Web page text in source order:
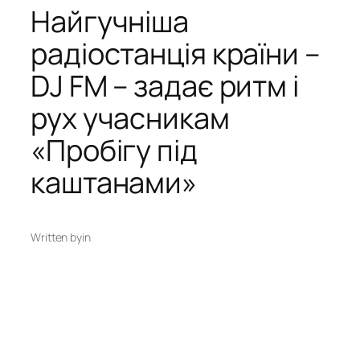
Найгучніша
радіостанція країни –
DJ FM – задає ритм і
рух учасникам
«Пробігу під
каштанами»
Written byin